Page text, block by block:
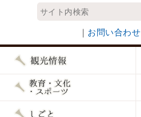
｜ お問い合わせ